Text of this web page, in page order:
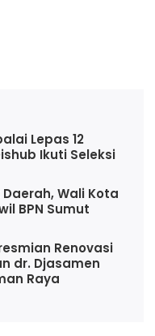
Lepas 12
Ikuti Seleksi
Wali Kota
BPN Sumut
Renovasi
dr. Djasamen
Raya